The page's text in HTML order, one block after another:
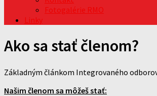
Fotogalérie RMO
Linky
Ako sa stať členom?
Základným článkom Integrovaného
Našim členom sa môžeš stať: